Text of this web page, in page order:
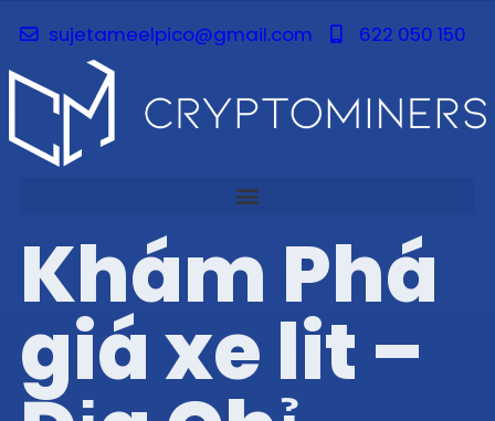
sujetameelpico@gmail.com 622 050 150
Khám Phá
giá xe lit –